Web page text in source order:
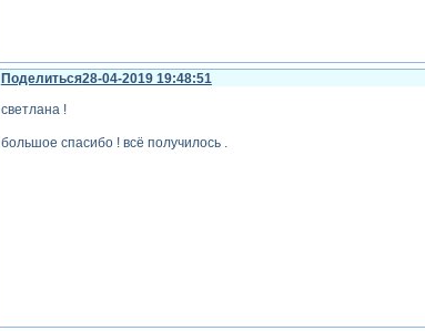
Поделиться28-04-2019 19:48:51
светлана !
большое спасибо ! всё получилось .